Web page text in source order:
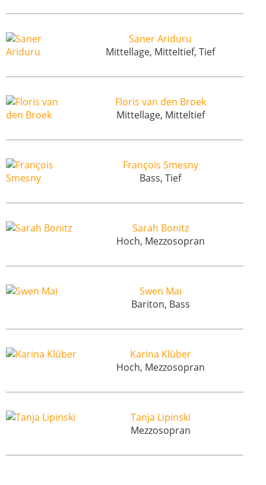
Saner Ariduru
Mittellage, Mitteltief, Tief
Floris van den Broek
Mittellage, Mitteltief
François Smesny
Bass, Tief
Sarah Bonitz
Hoch, Mezzosopran
Swen Mai
Bariton, Bass
Karina Klüber
Hoch, Mezzosopran
Tanja Lipinski
Mezzosopran